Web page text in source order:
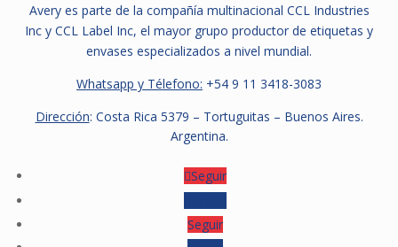
Avery es parte de la compañía multinacional CCL Industries
Inc y CCL Label Inc, el mayor grupo productor de etiquetas y
envases especializados a nivel mundial.
Whatsapp y Télefono: +54 9 11 3418-3083
Dirección: Costa Rica 5379 – Tortuguitas – Buenos Aires.
Argentina.
Seguir
Seguir